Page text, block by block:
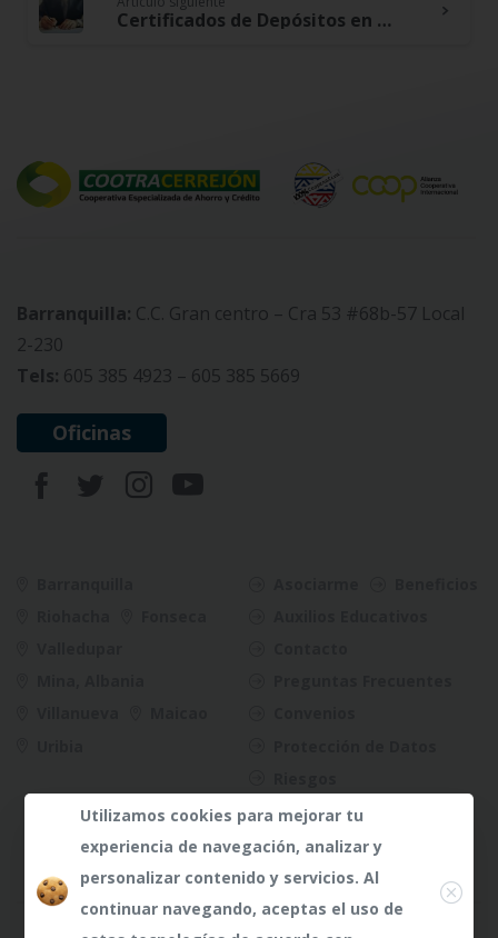
Certificados de Depósitos en Colombia
Barranquilla: C.C. Gran centro – Cra 53 #68b-57 Local
2-230
Tels: 605 385 4923 – 605 385 5669
Oficinas
Utilizamos cookies para mejorar tu
experiencia de navegación, analizar y
personalizar contenido y servicios. Al
continuar navegando, aceptas el uso de
Close